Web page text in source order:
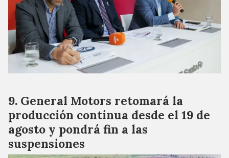
General Motors retomará la
producción continua desde el 19 de
agosto y pondrá fin a las
suspensiones